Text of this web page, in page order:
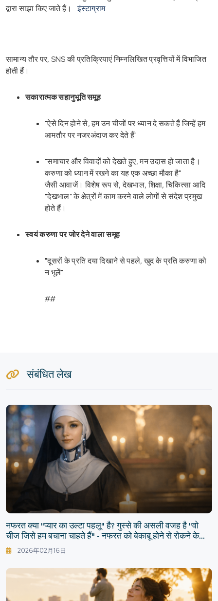
द्वारा साझा किए जाते हैं।
इंस्टाग्राम
सामान्य तौर पर, SNS की प्रतिक्रियाएं निम्नलिखित प्रवृत्तियों में विभाजित
होती हैं।
सकारात्मक सहानुभूति समूह
"ऐसे दिन होने से, हम उन चीजों पर ध्यान दे सकते हैं जिन्हें हम
आमतौर पर नजरअंदाज कर देते हैं"
"समाचार और विवादों को देखते हुए, मन उदास हो जाता है।
करुणा को ध्यान में रखने का यह एक अच्छा मौका है"
जैसी आवाजें। विशेष रूप से, देखभाल, शिक्षा, चिकित्सा आदि
"देखभाल" के क्षेत्रों में काम करने वाले लोगों से संदेश प्रमुख
होते हैं।
स्वयं करुणा पर जोर देने वाला समूह
"दूसरों के प्रति दया दिखाने से पहले, खुद के प्रति करुणा को
न भूलें"
##
संबंधित लेख
नफरत क्या "प्यार का उल्टा पहलू" है? गुस्से की असली वजह है "वो
चीज जिसे हम बचाना चाहते हैं" - नफरत को बेकाबू होने से रोकने के
लिए प्यार को कैसे मजबूत करें
2026年02月16日